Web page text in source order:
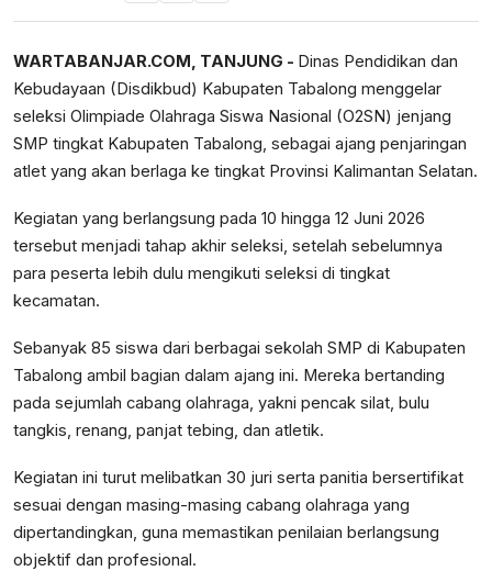
WARTABANJAR.COM, TANJUNG - Dinas Pendidikan dan
Kebudayaan (Disdikbud) Kabupaten Tabalong menggelar
seleksi Olimpiade Olahraga Siswa Nasional (O2SN) jenjang
SMP tingkat Kabupaten Tabalong, sebagai ajang penjaringan
atlet yang akan berlaga ke tingkat Provinsi Kalimantan Selatan.
Kegiatan yang berlangsung pada 10 hingga 12 Juni 2026
tersebut menjadi tahap akhir seleksi, setelah sebelumnya
para peserta lebih dulu mengikuti seleksi di tingkat
kecamatan.
Sebanyak 85 siswa dari berbagai sekolah SMP di Kabupaten
Tabalong ambil bagian dalam ajang ini. Mereka bertanding
pada sejumlah cabang olahraga, yakni pencak silat, bulu
tangkis, renang, panjat tebing, dan atletik.
Kegiatan ini turut melibatkan 30 juri serta panitia bersertifikat
sesuai dengan masing-masing cabang olahraga yang
dipertandingkan, guna memastikan penilaian berlangsung
objektif dan profesional.